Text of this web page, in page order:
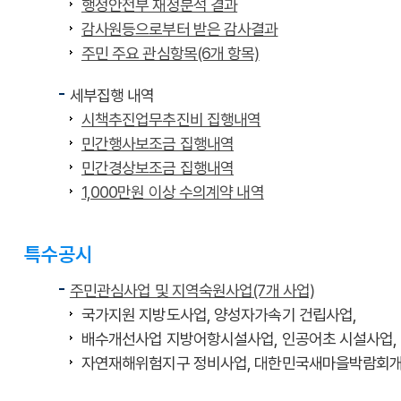
행정안전부 재정분석 결과
감사원등으로부터 받은 감사결과
주민 주요 관심항목(6개 항목)
세부집행 내역
시책추진업무추진비 집행내역
민간행사보조금 집행내역
민간경상보조금 집행내역
1,000만원 이상 수의계약 내역
특수공시
주민관심사업 및 지역숙원사업(7개 사업)
국가지원 지방도사업, 양성자가속기 건립사업,
배수개선사업 지방어항시설사업, 인공어초 시설사업,
자연재해위험지구 정비사업, 대한민국새마을박람회